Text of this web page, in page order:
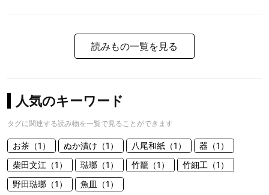
読みもの一覧を見る
人気のキーワード
タグに関連する読み物を一覧で見ることができます
お茶（1） ぬか漬け（1） 八尾和紙（1）
器（1）
柴田文江（1）
琺瑯（1） 竹籠（1）
竹細工（1）
野田琺瑯（1）
魚皿（1）